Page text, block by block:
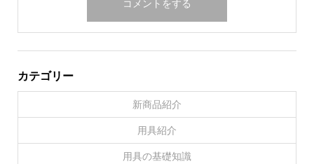
カテゴリー
新商品紹介
用具紹介
用具の基礎知識